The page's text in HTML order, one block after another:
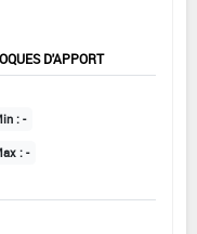
D'APPORT
: -
: -